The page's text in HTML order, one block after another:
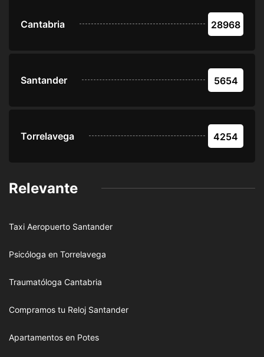
Cantabria 28968
Santander 5654
Torrelavega 4254
Relevante
Taxi Aeropuerto Santander
Psicóloga en Torrelavega
Traumatóloga Cantabria
Compramos tu Reloj Santander
Apartamentos en Potes